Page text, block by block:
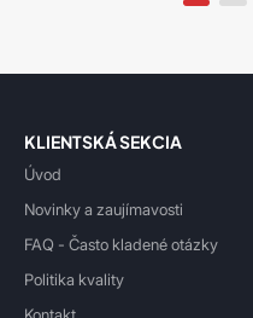
KLIENTSKÁ SEKCIA
Úvod
Novinky a zaujímavosti
FAQ - Často kladené otázky
Politika kvality